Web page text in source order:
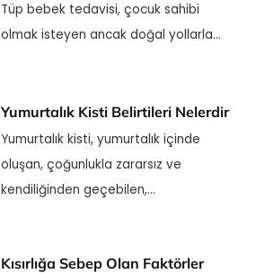
Tüp bebek tedavisi, çocuk sahibi
olmak isteyen ancak doğal yollarla…
Yumurtalık Kisti Belirtileri Nelerdir
Yumurtalık kisti, yumurtalık içinde
oluşan, çoğunlukla zararsız ve
kendiliğinden geçebilen,…
Kısırlığa Sebep Olan Faktörler